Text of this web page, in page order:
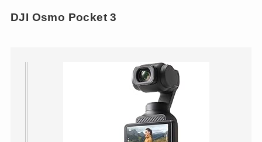
DJI Osmo Pocket 3